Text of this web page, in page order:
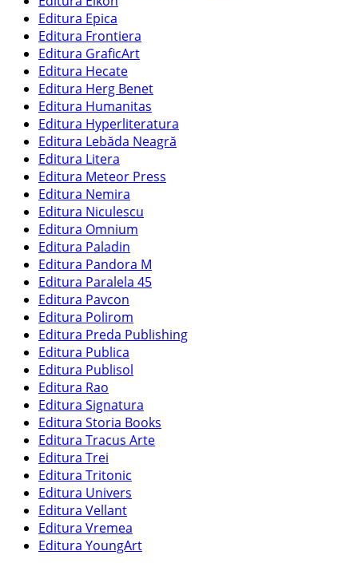
Editura Epica
Editura Frontiera
Editura GraficArt
Editura Hecate
Editura Herg Benet
Editura Humanitas
Editura Hyperliteratura
Editura Lebăda Neagră
Editura Litera
Editura Meteor Press
Editura Nemira
Editura Niculescu
Editura Omnium
Editura Paladin
Editura Pandora M
Editura Paralela 45
Editura Pavcon
Editura Polirom
Editura Preda Publishing
Editura Publica
Editura Publisol
Editura Rao
Editura Signatura
Editura Storia Books
Editura Tracus Arte
Editura Trei
Editura Tritonic
Editura Univers
Editura Vellant
Editura Vremea
Editura YoungArt